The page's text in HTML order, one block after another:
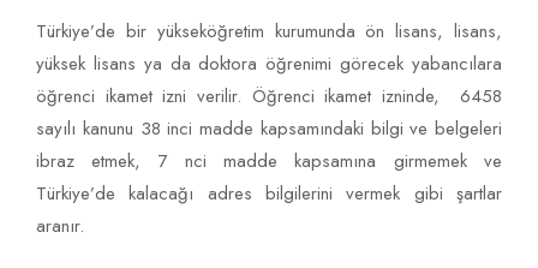
Türkiye’de bir yükseköğretim kurumunda ön lisans, lisans,
yüksek lisans ya da doktora öğrenimi görecek yabancılara
öğrenci ikamet izni verilir. Öğrenci ikamet izninde, 6458
sayılı kanunu 38 inci madde kapsamındaki bilgi ve belgeleri
ibraz etmek, 7 nci madde kapsamına girmemek ve
Türkiye’de kalacağı adres bilgilerini vermek gibi şartlar
aranır.